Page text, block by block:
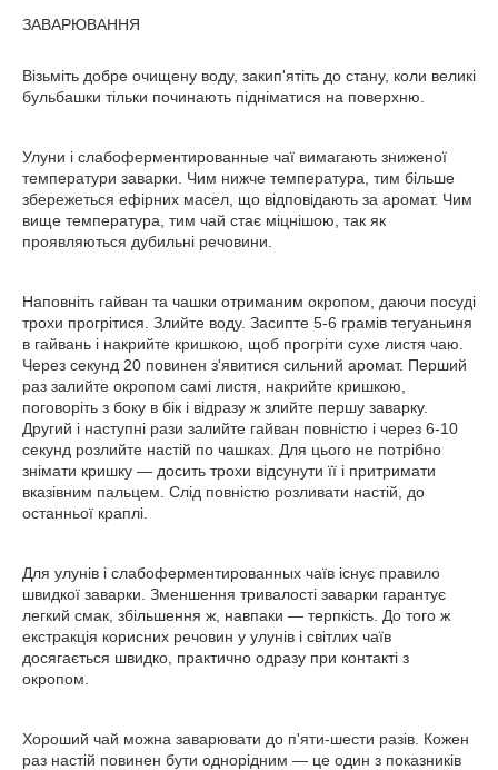
ЗАВАРЮВАННЯ
Візьміть добре очищену воду, закип'ятіть до стану, коли великі
бульбашки тільки починають підніматися на поверхню.
Улуни і слабоферментированные чаї вимагають зниженої
температури заварки. Чим нижче температура, тим більше
збережеться ефірних масел, що відповідають за аромат. Чим
вище температура, тим чай стає міцнішою, так як
проявляються дубильні речовини.
Наповніть гайван та чашки отриманим окропом, даючи посуді
трохи прогрітися. Злийте воду. Засипте 5-6 грамів тегуаньиня
в гайвань і накрийте кришкою, щоб прогріти сухе листя чаю.
Через секунд 20 повинен з'явитися сильний аромат. Перший
раз залийте окропом самі листя, накрийте кришкою,
поговоріть з боку в бік і відразу ж злийте першу заварку.
Другий і наступні рази залийте гайван повністю і через 6-10
секунд розлийте настій по чашках. Для цього не потрібно
знімати кришку — досить трохи відсунути її і притримати
вказівним пальцем. Слід повністю розливати настій, до
останньої краплі.
Для улунів і слабоферментированных чаїв існує правило
швидкої заварки. Зменшення тривалості заварки гарантує
легкий смак, збільшення ж, навпаки — терпкість. До того ж
екстракція корисних речовин у улунів і світлих чаїв
досягається швидко, практично одразу при контакті з
окропом.
Хороший чай можна заварювати до п'яти-шести разів. Кожен
раз настій повинен бути однорідним — це один з показників